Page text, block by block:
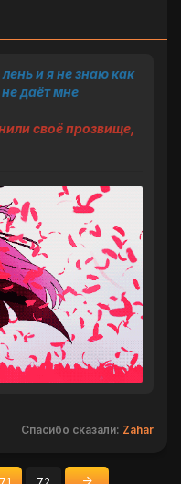
и я не знаю как
даёт мне
своё прозвище,
Спасибо сказали: Zahar